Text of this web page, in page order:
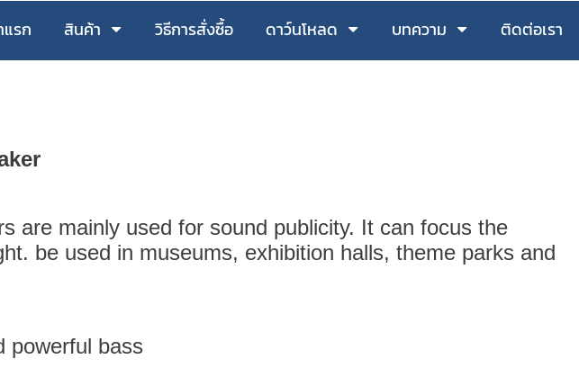
รก สินค้า วิธีการสั่งซื้อ ดาว์นโหลด บทความ ติดต่อเรา
are mainly used for sound publicity. It can focus the
be used in museums, exhibition halls, theme parks and
powerful bass